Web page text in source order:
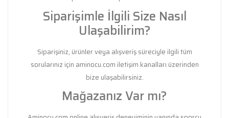
Siparişimle İlgili Size Nasıl
Ulaşabilirim?
Siparişiniz, ürünler veya alışveriş süreciyle ilgili tüm
sorularınız için aminocu.com iletişim kanalları üzerinden
bize ulaşabilirsiniz.
Mağazanız Var mı?